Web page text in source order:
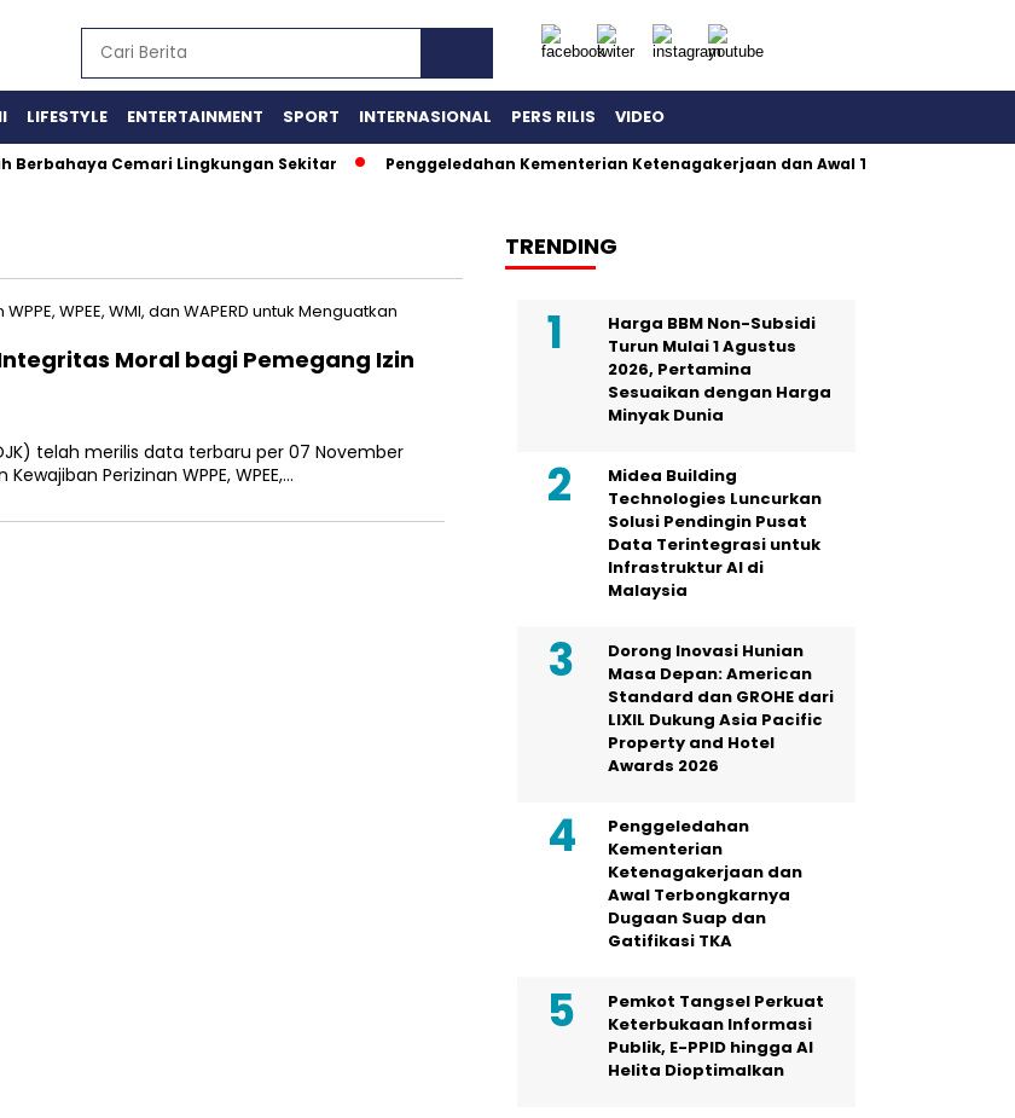
LIFESTYLE ENTERTAINMENT SPORT INTERNASIONAL PERS RILIS VIDEO
Berbahaya Cemari Lingkungan Sekitar Penggeledahan Kementerian Ketenagakerjaan dan Awal Terbongkarnya
Moral bagi Pemegang Izin
telah merilis data terbaru per 07 November
Perizinan WPPE, WPEE,…
TRENDING
Harga BBM Non-Subsidi
Turun Mulai 1 Agustus
2026, Pertamina
Sesuaikan dengan Harga
Minyak Dunia
Midea Building
Technologies Luncurkan
Solusi Pendingin Pusat
Data Terintegrasi untuk
Infrastruktur AI di
Malaysia
Dorong Inovasi Hunian
Masa Depan: American
Standard dan GROHE dari
LIXIL Dukung Asia Pacific
Property and Hotel
Awards 2026
Penggeledahan
Kementerian
Ketenagakerjaan dan
Awal Terbongkarnya
Dugaan Suap dan
Gatifikasi TKA
Pemkot Tangsel Perkuat
Keterbukaan Informasi
Publik, E-PPID hingga AI
Helita Dioptimalkan